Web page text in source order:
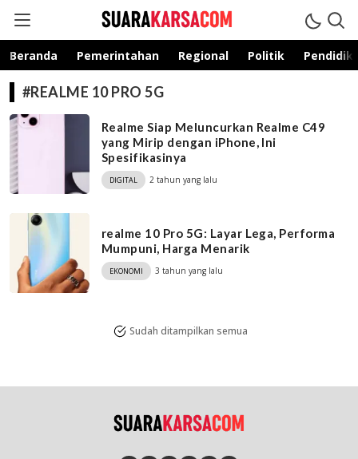
suarakarsa.com
Informasi terpercaya
Beranda Pemerintahan Regional Politik
#REALME 10 PRO 5G
Realme Siap Meluncurkan Realme C49
yang Mirip dengan iPhone, Ini
Spesifikasinya
DIGITAL 2 tahun yang lalu
realme 10 Pro 5G: Layar Lega, Performa
Mumpuni, Harga Menarik
EKONOMI 3 tahun yang lalu
Sudah ditampilkan semua